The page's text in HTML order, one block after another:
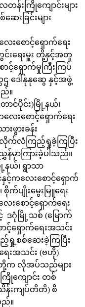
န်းကြိုကျောင်းများ
းခြင်းများ
းစောင့်ရှောက်ရေး
င်းရေးမှူး တို့နှင့်အတူ
င့်ရှောက်မှုကြီးကြပ်
ဌ ဒေါ်နုနုဆွေ နှင့်အဖွဲ့
ည်။
ာင်ပိုင်း)မြို့နယ်၊
းစောင့်ရှောက်ရေး
ဖွားခန်း
လိုက်လံကြည့်ရှုခဲ့ကြပြီး
မှာကြားခဲ့ပါသည်။
ယ်၊ ရွာသာ
င့်‌ကလေးစောင့်ရှောက်
စိုက်ပျိုးမွေးမြူရေး
စောင့်ရှောက်ရေး
ဒဂုံမြို့သစ် (မြောက်
င့်ရှောက်ရေးအသင်း
ည့်ရှု့စစ်ဆေးခဲ့ကြပြီး
ရေးအသင်း (ဗဟို)
း တို့က လိုအပ်သည်များ
ြိုကျောင်း တစ်
သိန်းကျပ်တိတိ) စီ
ည်။